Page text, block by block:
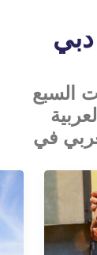
السبع
في